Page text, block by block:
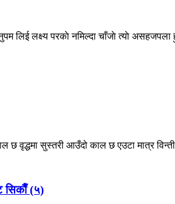
लिई लक्ष्य परकाे नमिल्दा चाँजाे त्याे
छ वृद्धमा सुस्तरी आउँदो काल छ एउटा मात्र विन्ती
सिकाैँ (५)